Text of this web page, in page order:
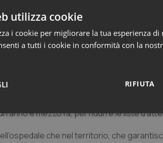
servizi ed unità operative
a settimana
servizi ed unità operative
chiarezza d'intenti
disagi all’utenza
anno e mezzo fa, per ridurre le liste
che nel territorio, che
utilizza cookie
i cookie per migliorare la tua esperienza di
a tutti i cookie in conformità con la
RIFIUTA
Statistici